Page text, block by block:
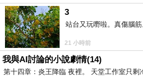
3
站台又玩嘢啦。真傷腦筋
21 小時前
我與AI討論的小說劇情(14)
第十四章：炎王降臨 夜裡。 天堂工作室只